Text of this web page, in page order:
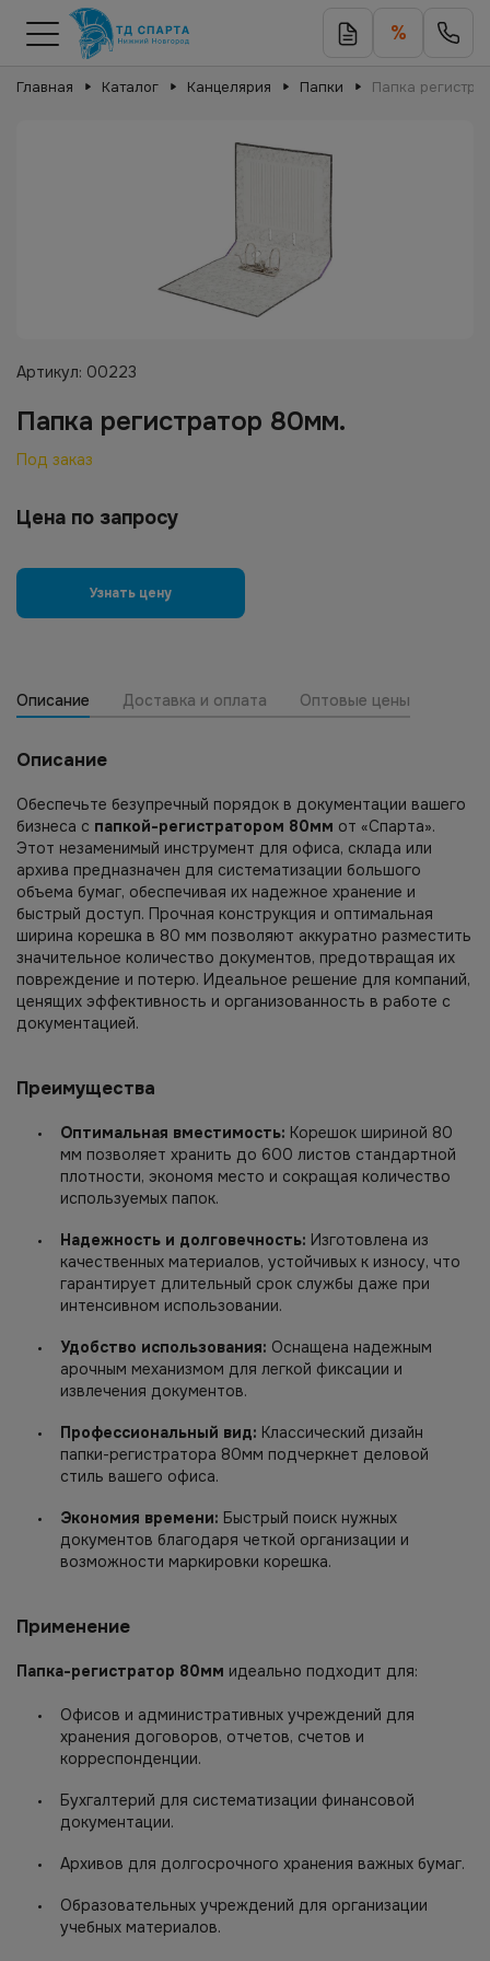
%
Главная Каталог Канцелярия Папки Папка
Артикул: 00223
Папка регистратор 80мм.
Под заказ
Цена по запросу
Узнать цену
Описание Доставка и оплата Оптовые цены
Описание
Обеспечьте безупречный порядок в документации вашего
бизнеса с папкой-регистратором 80мм от «Спарта».
Этот незаменимый инструмент для офиса, склада или
архива предназначен для систематизации большого
объема бумаг, обеспечивая их надежное хранение и
быстрый доступ. Прочная конструкция и оптимальная
ширина корешка в 80 мм позволяют аккуратно разместить
значительное количество документов, предотвращая их
повреждение и потерю. Идеальное решение для компаний,
ценящих эффективность и организованность в работе с
документацией.
Преимущества
Оптимальная вместимость: Корешок шириной 80
мм позволяет хранить до 600 листов стандартной
плотности, экономя место и сокращая количество
используемых папок.
Надежность и долговечность: Изготовлена из
качественных материалов, устойчивых к износу, что
гарантирует длительный срок службы даже при
интенсивном использовании.
Удобство использования: Оснащена надежным
арочным механизмом для легкой фиксации и
извлечения документов.
Профессиональный вид: Классический дизайн
папки-регистратора 80мм подчеркнет деловой
стиль вашего офиса.
Экономия времени: Быстрый поиск нужных
документов благодаря четкой организации и
возможности маркировки корешка.
Применение
Папка-регистратор 80мм идеально подходит для:
Офисов и административных учреждений для
хранения договоров, отчетов, счетов и
корреспонденции.
Бухгалтерий для систематизации финансовой
документации.
Архивов для долгосрочного хранения важных бумаг.
Образовательных учреждений для организации
учебных материалов.